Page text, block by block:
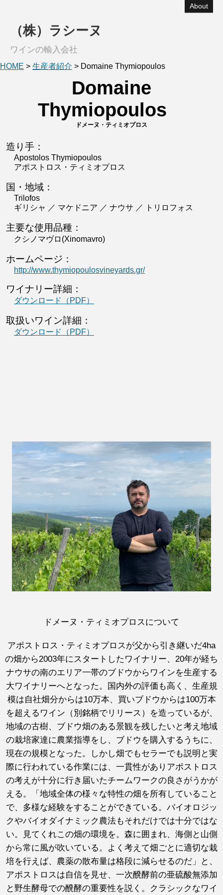
About
（株）ラシーヌ
ワインの輸入会社
HOME > 生産者紹介 > Domaine Thymiopoulos
Domaine
Thymiopoulos
ドメーヌ・ティミオプロス
造り手：
Apostolos Thymiopoulos
アポストロス・ティミオプロス
国・地域：
Trilofos
ギリシャ ／ マケドニア ／ ナウサ ／ トリロフォス
主要な使用品種：
クシノマヴロ(Xinomavro)
ホームページ：
http://www.thymiopoulosvineyards.gr/
ワイナリー詳細：
ダウンロード（PDF）
取扱いワイン詳細：
ダウンロード（PDF）
ドメーヌ・ティミオプロスについて
アポストロス・ティミオプロスが父から引き継いだ4ha
の畑から2003年にスタートしたワイナリー、20年が経ち
ナウサの南のエリア一帯のブドウからワインを生産する
大ワイナリーへとなった。国内外の評価も高く、生産規
模は自社畑分からは10万本、買いブドウからは100万本
を超えるワイン（別銘柄でリリース）を造っているが、
地域の古樹、ブドウ畑のある景観を残したいと考え地域
の栽培家達に農業指導をし、ブドウを購入するうちに、
現在の規模となった。しかし畑でもセラーでも説明と実
際に行われている作業には、一貫性がありアポストロス
の考えが十分に行き届いたチームワークの良さがうかが
える。「地域全体の様々な特性の畑を所有していること
で、多様な経験をすることができている。バイオロジッ
クやバイオダイナミック農法もそれだけでは十分ではな
い。見てくれこの畑の環境を。森に囲まれ、海側と山側
から常に風が吹いている。よく考えて畑ごとに適切な栽
培を行えば、農薬の散布量は格段に減らせるのだ」と、
アポストロスは自信を見せ、一次醗酵前の亜硫酸無添加
と野生酵母での醗酵の重要性を説く。クラシックなワイ